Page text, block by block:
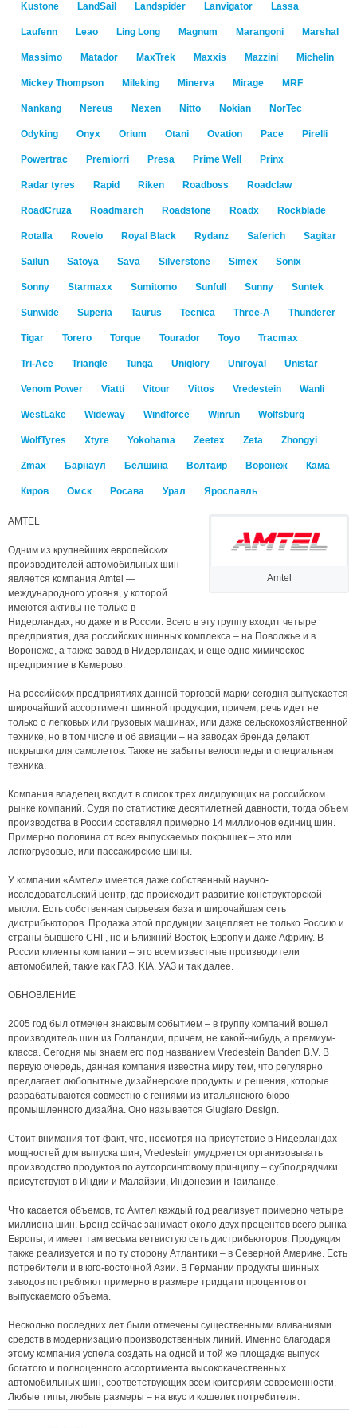
Kustone LandSail Landspider Lanvigator Lassa
Laufenn Leao Ling Long Magnum Marangoni Marshal
Massimo Matador MaxTrek Maxxis Mazzini Michelin
Mickey Thompson Mileking Minerva Mirage MRF
Nankang Nereus Nexen Nitto Nokian NorTec
Odyking Onyx Orium Otani Ovation Pace Pirelli
Powertrac Premiorri Presa Prime Well Prinx
Radar tyres Rapid Riken Roadboss Roadclaw
RoadCruza Roadmarch Roadstone Roadx Rockblade
Rotalla Rovelo Royal Black Rydanz Saferich Sagitar
Sailun Satoya Sava Silverstone Simex Sonix
Sonny Starmaxx Sumitomo Sunfull Sunny Suntek
Sunwide Superia Taurus Tecnica Three-A Thunderer
Tigar Torero Torque Tourador Toyo Tracmax
Tri-Ace Triangle Tunga Uniglory Uniroyal Unistar
Venom Power Viatti Vitour Vittos Vredestein Wanli
WestLake Wideway Windforce Winrun Wolfsburg
WolfTyres Xtyre Yokohama Zeetex Zeta Zhongyi
Zmax Барнаул Белшина Волтаир Воронеж Кама
Киров Омск Росава Урал Ярославль
Amtel
AMTEL
Одним из крупнейших европейских
производителей автомобильных шин
является компания Amtel —
международного уровня, у которой
имеются активы не только в
Нидерландах, но даже и в России. Всего в эту группу входит четыре
предприятия, два российских шинных комплекса – на Поволжье и в
Воронеже, а также завод в Нидерландах, и еще одно химическое
предприятие в Кемерово.
На российских предприятиях данной торговой марки сегодня выпускается
широчайший ассортимент шинной продукции, причем, речь идет не
только о легковых или грузовых машинах, или даже сельскохозяйственной
технике, но в том числе и об авиации – на заводах бренда делают
покрышки для самолетов. Также не забыты велосипеды и специальная
техника.
Компания владелец входит в список трех лидирующих на российском
рынке компаний. Судя по статистике десятилетней давности, тогда объем
производства в России составлял примерно 14 миллионов единиц шин.
Примерно половина от всех выпускаемых покрышек – это или
легкогрузовые, или пассажирские шины.
У компании «Амтел» имеется даже собственный научно-
исследовательский центр, где происходит развитие конструкторской
мысли. Есть собственная сырьевая база и широчайшая сеть
дистрибьюторов. Продажа этой продукции зацепляет не только Россию и
страны бывшего СНГ, но и Ближний Восток, Европу и даже Африку. В
России клиенты компании – это всем известные производители
автомобилей, такие как ГАЗ, KIA, УАЗ и так далее.
ОБНОВЛЕНИЕ
2005 год был отмечен знаковым событием – в группу компаний вошел
производитель шин из Голландии, причем, не какой-нибудь, а премиум-
класса. Сегодня мы знаем его под названием Vredestein Banden B.V. В
первую очередь, данная компания известна миру тем, что регулярно
предлагает любопытные дизайнерские продукты и решения, которые
разрабатываются совместно с гениями из итальянского бюро
промышленного дизайна. Оно называется Giugiaro Design.
Стоит внимания тот факт, что, несмотря на присутствие в Нидерландах
мощностей для выпуска шин, Vredestein умудряется организовывать
производство продуктов по аутсорсинговому принципу – субподрядчики
присутствуют в Индии и Малайзии, Индонезии и Таиланде.
Что касается объемов, то Амтел каждый год реализует примерно четыре
миллиона шин. Бренд сейчас занимает около двух процентов всего рынка
Европы, и имеет там весьма ветвистую сеть дистрибьюторов. Продукция
также реализуется и по ту сторону Атлантики – в Северной Америке. Есть
потребители и в юго-восточной Азии. В Германии продукты шинных
заводов потребляют примерно в размере тридцати процентов от
выпускаемого объема.
Несколько последних лет были отмечены существенными вливаниями
средств в модернизацию производственных линий. Именно благодаря
этому компания успела создать на одной и той же площадке выпуск
богатого и полноценного ассортимента высококачественных
автомобильных шин, соответствующих всем критериям современности.
Любые типы, любые размеры – на вкус и кошелек потребителя.